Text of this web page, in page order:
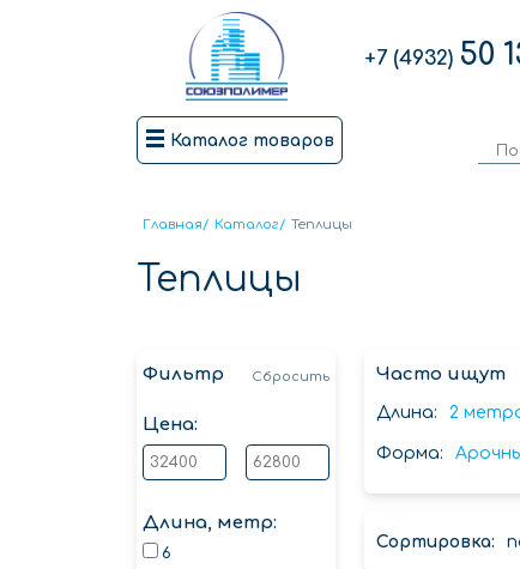
+7 (4932) 50
Каталог товаров
Главная/ Каталог/ Теплицы
Теплицы
Фильтр Сбросить
Цена:
Длина, метр:
6
Часто ищут
Длина: 2
Форма:
Сортировка: